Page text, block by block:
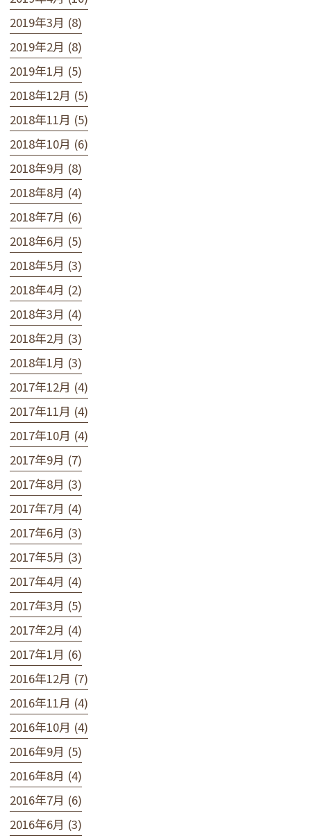
2019年3月 (8)
2019年2月 (8)
2019年1月 (5)
2018年12月 (5)
2018年11月 (5)
2018年10月 (6)
2018年9月 (8)
2018年8月 (4)
2018年7月 (6)
2018年6月 (5)
2018年5月 (3)
2018年4月 (2)
2018年3月 (4)
2018年2月 (3)
2018年1月 (3)
2017年12月 (4)
2017年11月 (4)
2017年10月 (4)
2017年9月 (7)
2017年8月 (3)
2017年7月 (4)
2017年6月 (3)
2017年5月 (3)
2017年4月 (4)
2017年3月 (5)
2017年2月 (4)
2017年1月 (6)
2016年12月 (7)
2016年11月 (4)
2016年10月 (4)
2016年9月 (5)
2016年8月 (4)
2016年7月 (6)
2016年6月 (3)